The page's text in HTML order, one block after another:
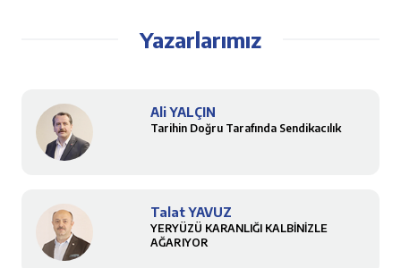
Yazarlarımız
Ali YALÇIN
Tarihin Doğru Tarafında Sendikacılık
Talat YAVUZ
YERYÜZÜ KARANLIĞI KALBİNİZLE
AĞARIYOR